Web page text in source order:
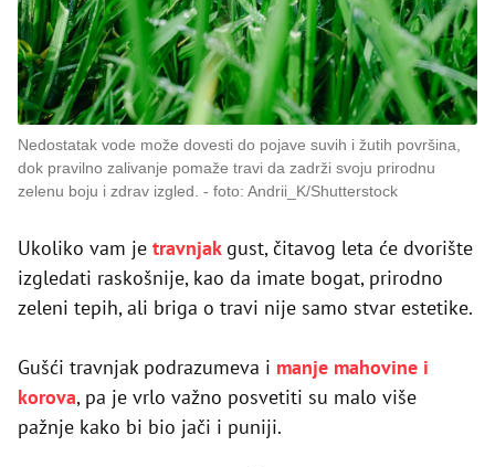
Nedostatak vode može dovesti do pojave suvih i žutih površina,
dok pravilno zalivanje pomaže travi da zadrži svoju prirodnu
zelenu boju i zdrav izgled.
foto: Andrii_K/Shutterstock
Ukoliko vam je travnjakgust, čitavog leta će dvorište
izgledati raskošnije, kao da imate bogat, prirodno
zeleni tepih, ali briga o travi nije samo stvar estetike.
Gušći travnjak podrazumeva i manje mahovine i
korova, pa je vrlo važno posvetiti su malo više
pažnje kako bi bio jači i puniji.